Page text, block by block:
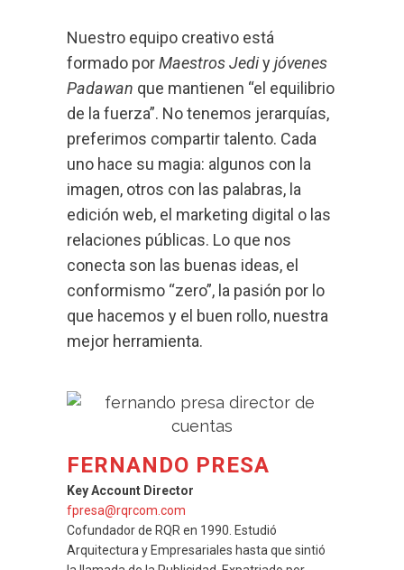
Nuestro equipo creativo está
formado porMaestros Jediyjóvenes
Padawan que mantienen “el equilibrio
de la fuerza”. No tenemos jerarquías,
preferimos compartir talento. Cada
uno hace su magia: algunos con la
imagen, otros con las palabras, la
edición web, el marketing digital o las
relaciones públicas. Lo que nos
conecta son las buenas ideas, el
conformismo “zero”, la pasión por lo
que hacemos y el buen rollo, nuestra
mejor herramienta.
FERNANDO PRESA
Key Account Director
fpresa@rqrcom.com
Cofundador de RQR en 1990. Estudió
Arquitectura y Empresariales hasta que sintió